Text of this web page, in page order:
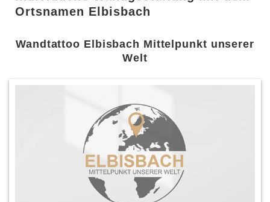
Ortsnamen Elbisbach
Wandtattoo Elbisbach Mittelpunkt unserer
Welt